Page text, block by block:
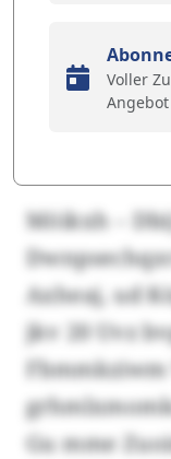
Voller
Angebot
Möikxh –
Axheaj, ud
jkv 20 Uvz
Gu mme